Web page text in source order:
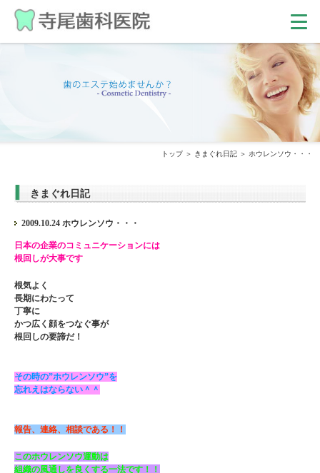
トップ きまぐれ日記 ホウレンソウ・・・
きまぐれ日記
2009.10.24 ホウレンソウ・・・
日本の企業のコミュニケーションには
根回しが大事です
根気よく
長期にわたって
丁寧に
かつ広く顔をつなぐ事が
根回しの要諦だ！
その時の”ホウレンソウ”を
忘れえはならない＾＾
報告、連絡、相談である！！
このホウレンソウ運動は
組織の風通しを良くする一法です！！